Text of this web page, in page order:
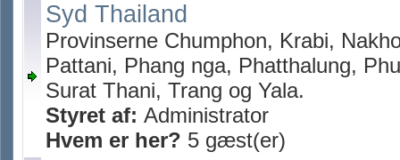
Syd Thailand
Provinserne Chumphon, Krabi,
Pattani, Phang nga, Phatthalung,
Surat Thani, Trang og Yala.
Styret af: Administrator
Hvem er her? 5 gæst(er)